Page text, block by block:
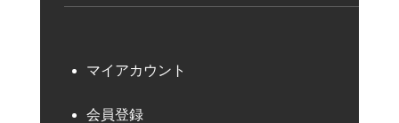
マイアカウント
会員登録